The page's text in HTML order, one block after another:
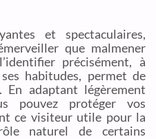
et spectaculaires,
que malmener
précisément, à
habitudes, permet de
adaptant légèrement
pouvez protéger vos
ce visiteur utile pour la
naturel de certains